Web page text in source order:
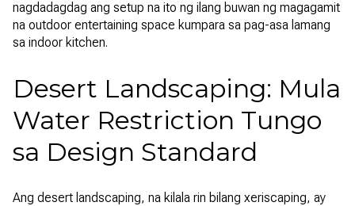
nagdadagdag ang setup na ito ng ilang buwan ng magagamit
na outdoor entertaining space kumpara sa pag-asa lamang
sa indoor kitchen.
Desert Landscaping: Mula
Water Restriction Tungo
sa Design Standard
Ang desert landscaping, na kilala rin bilang xeriscaping, ay